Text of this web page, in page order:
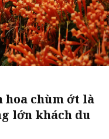
hoa chùm ớt là
lớn khách du